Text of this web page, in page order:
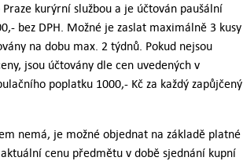
kurýrní službou a je účtován paušální
bez DPH. Možné je zaslat maximálně 3 kusy
na dobu max. 2 týdnů. Pokud nejsou
jsou účtovány dle cen uvedených v
poplatku 1000,- Kč za každý zapůjčený
nemá, je možné objednat na základě platné
cenu předmětu v době sjednání kupní